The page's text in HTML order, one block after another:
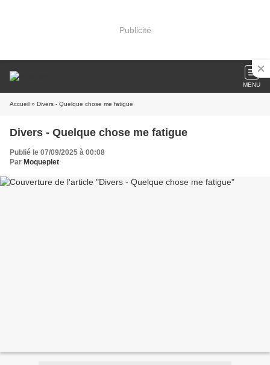
Publicité
MENU
Accueil » Divers - Quelque chose me fatigue
Divers - Quelque chose me fatigue
Publié le 07/09/2025 à 00:08
Par Moqueplet